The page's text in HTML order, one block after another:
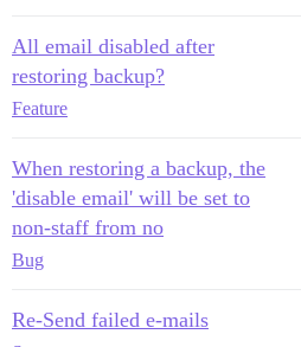
All email disabled after
restoring backup?
Feature
When restoring a backup, the
'disable email' will be set to
non-staff from no
Bug
Re-Send failed e-mails